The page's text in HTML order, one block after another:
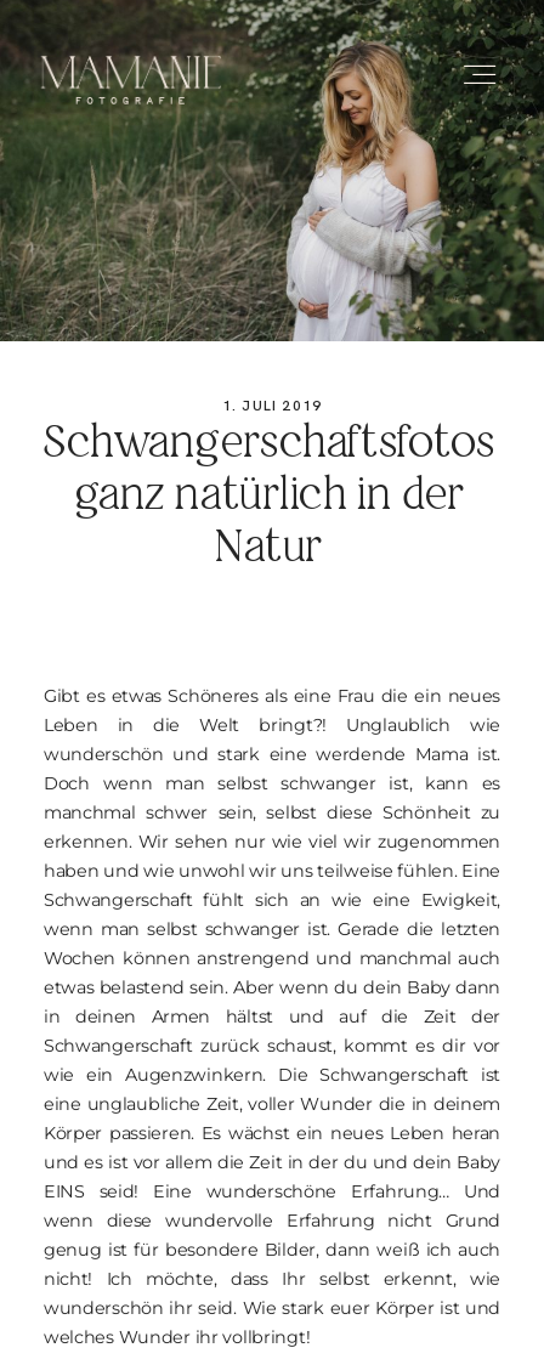
1. JULI 2019
Schwangerschaftsfotos
ganz natürlich in der
Natur
Gibt es etwas Schöneres als eine Frau die ein neues
Leben in die Welt bringt?! Unglaublich wie
wunderschön und stark eine werdende Mama ist.
Doch wenn man selbst schwanger ist, kann es
manchmal schwer sein, selbst diese Schönheit zu
erkennen. Wir sehen nur wie viel wir zugenommen
haben und wie unwohl wir uns teilweise fühlen. Eine
Schwangerschaft fühlt sich an wie eine Ewigkeit,
wenn man selbst schwanger ist. Gerade die letzten
Wochen können anstrengend und manchmal auch
etwas belastend sein. Aber wenn du dein Baby dann
in deinen Armen hältst und auf die Zeit der
Schwangerschaft zurück schaust, kommt es dir vor
wie ein Augenzwinkern. Die Schwangerschaft ist
eine unglaubliche Zeit, voller Wunder die in deinem
Körper passieren. Es wächst ein neues Leben heran
und es ist vor allem die Zeit in der du und dein Baby
EINS seid! Eine wunderschöne Erfahrung… Und
wenn diese wundervolle Erfahrung nicht Grund
genug ist für besondere Bilder, dann weiß ich auch
nicht! Ich möchte, dass Ihr selbst erkennt, wie
wunderschön ihr seid. Wie stark euer Körper ist und
welches Wunder ihr vollbringt!
HOME
ÜBER MICH
PREISE
BLOG